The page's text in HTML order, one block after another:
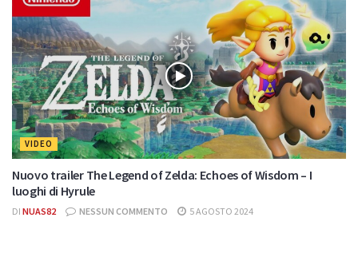
VIDEO
Nuovo trailer The Legend of Zelda: Echoes of Wisdom – I
luoghi di Hyrule
DI NUAS82 NESSUN COMMENTO 5 AGOSTO 2024